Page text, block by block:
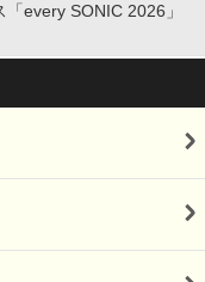
every SONIC 2026」